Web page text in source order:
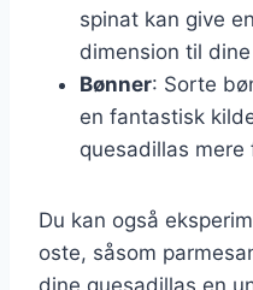
spinat kan give
dimension til
Bønner: Sorte
en fantastisk
quesadillas mere
Du kan også
oste, såsom
dine quesadillas en